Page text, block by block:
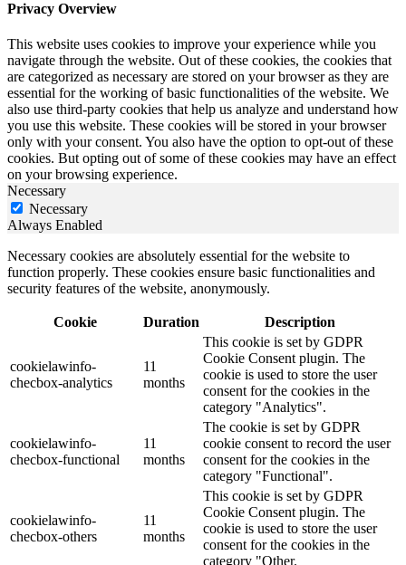
Privacy Overview
This website uses cookies to improve your experience while you
navigate through the website. Out of these cookies, the cookies that
are categorized as necessary are stored on your browser as they are
essential for the working of basic functionalities of the website. We
also use third-party cookies that help us analyze and understand how
you use this website. These cookies will be stored in your browser
only with your consent. You also have the option to opt-out of these
cookies. But opting out of some of these cookies may have an effect
on your browsing experience.
Necessary
Necessary
Always Enabled
Necessary cookies are absolutely essential for the website to
function properly. These cookies ensure basic functionalities and
security features of the website, anonymously.
Cookie Duration Description
cookielawinfo-
checbox-analytics
11
months
This cookie is set by GDPR
Cookie Consent plugin. The
cookie is used to store the user
consent for the cookies in the
category "Analytics".
cookielawinfo-
checbox-functional
11
months
The cookie is set by GDPR
cookie consent to record the user
consent for the cookies in the
category "Functional".
cookielawinfo-
checbox-others
11
months
This cookie is set by GDPR
Cookie Consent plugin. The
cookie is used to store the user
consent for the cookies in the
category "Other.